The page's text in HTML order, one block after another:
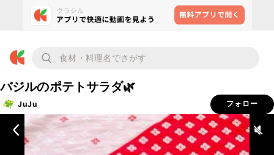
バジルのポテトサラダ🌿
JuJu フォロー